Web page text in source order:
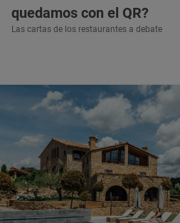
quedamos con el QR?
Las cartas de los restaurantes a debate